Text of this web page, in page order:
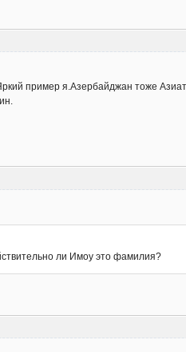
пример я.Азербайджан тоже
ли Имоу это фамилия?